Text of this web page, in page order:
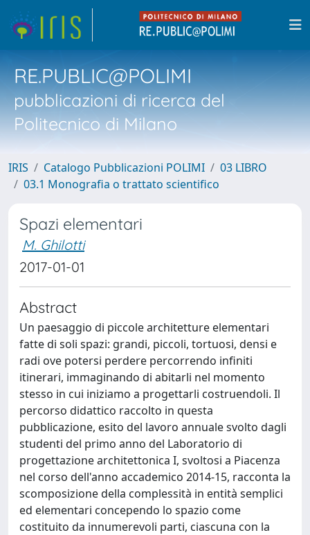
RE.PUBLIC@POLIMI
pubblicazioni di ricerca del
Politecnico di Milano
IRIS Catalogo Pubblicazioni POLIMI
03 LIBRO
03.1 Monografia o trattato scientifico
Spazi elementari
M. Ghilotti
2017-01-01
Abstract
Un paesaggio di piccole architetture elementari
fatte di soli spazi: grandi, piccoli, tortuosi, densi e
radi ove potersi perdere percorrendo infiniti
itinerari, immaginando di abitarli nel momento
stesso in cui iniziamo a progettarli costruendoli. Il
percorso didattico raccolto in questa
pubblicazione, esito del lavoro annuale svolto dagli
studenti del primo anno del Laboratorio di
progettazione architettonica I, svoltosi a Piacenza
nel corso dell'anno accademico 2014-15, racconta la
scomposizione della complessità in entità semplici
ed elementari concependo lo spazio come
costituito da innumerevoli parti, ciascuna con la